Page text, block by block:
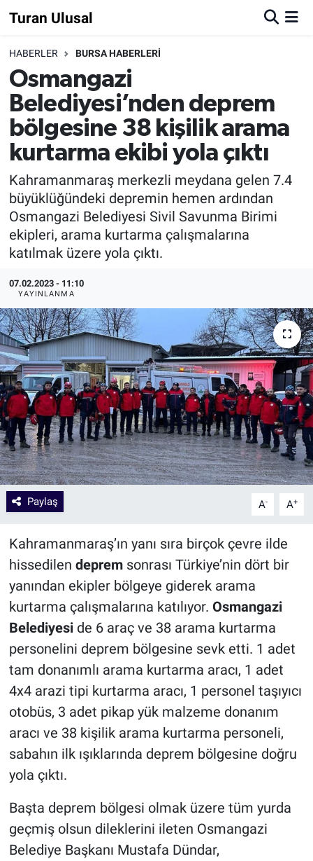
Turan Ulusal
HABERLER BURSA HABERLERİ
Osmangazi
Belediyesi’nden deprem
bölgesine 38 kişilik arama
kurtarma ekibi yola çıktı
Kahramanmaraş merkezli meydana gelen 7.4
büyüklüğündeki depremin hemen ardından
Osmangazi Belediyesi Sivil Savunma Birimi
ekipleri, arama kurtarma çalışmalarına
katılmak üzere yola çıktı.
07.02.2023 - 11:10
YAYINLANMA
Paylaş A- A+
Kahramanmaraş’ın yanı sıra birçok çevre ilde
hissedilen depremsonrası Türkiye’nin dört bir
yanından ekipler bölgeye giderek arama
kurtarma çalışmalarına katılıyor. Osmangazi
Belediyeside 6 araç ve 38 arama kurtarma
personelini deprem bölgesine sevk etti. 1 adet
tam donanımlı arama kurtarma aracı, 1 adet
4x4 arazi tipi kurtarma aracı, 1 personel taşıyıcı
otobüs, 3 adet pikap yük malzeme donanım
aracı ve 38 kişilik arama kurtarma personeli,
sabahın ilk ışıklarında deprem bölgesine doğru
yola çıktı.
Başta deprem bölgesi olmak üzere tüm yurda
geçmiş olsun dileklerini ileten Osmangazi
Belediye Başkanı Mustafa Dündar,